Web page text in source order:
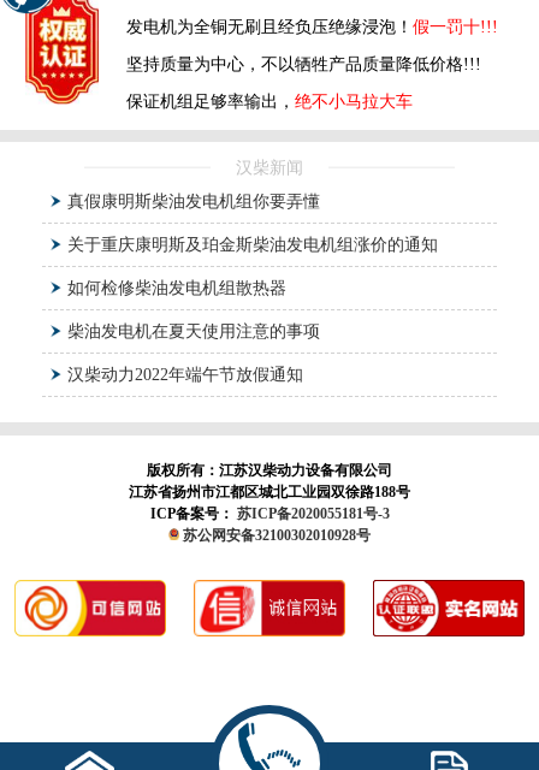
发电机为全铜无刷且经负压绝缘浸泡！ 假一罚十!!!
坚持质量为中心，不以牺牲产品质量降低价格!!!
保证机组足够率输出， 绝不小马拉大车
汉柴新闻
真假康明斯柴油发电机组你要弄懂
关于重庆康明斯及珀金斯柴油发电机组涨价的通知
如何检修柴油发电机组散热器
柴油发电机在夏天使用注意的事项
汉柴动力2022年端午节放假通知
版权所有：江苏汉柴动力设备有限公司
江苏省扬州市江都区城北工业园双徐路188号
ICP备案号： 苏ICP备2020055181号-3
苏公网安备32100302010928号